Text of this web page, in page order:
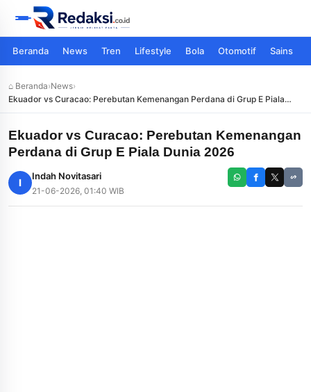
Beranda News Tren Lifestyle Bola Otomotif Sains
⌂ Beranda›News›
Ekuador vs Curacao: Perebutan Kemenangan Perdana di Grup E Piala
Dunia 2026
Ekuador vs Curacao: Perebutan Kemenangan
Perdana di Grup E Piala Dunia 2026
I
Indah Novitasari
21-06-2026, 01:40 WIB